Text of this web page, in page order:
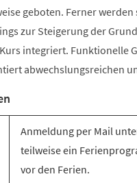
geboten. Ferner
zur Steigerung der
integriert. Funktionelle
abwechslungsreichen
Anmeldung per Mail
teilweise ein
vor den Ferien.